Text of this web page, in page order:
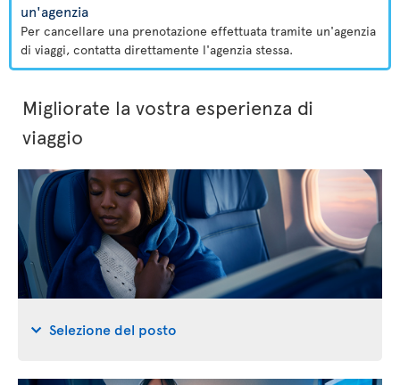
un'agenzia
Per cancellare una prenotazione effettuata tramite un'agenzia
di viaggi, contatta direttamente l'agenzia stessa.
Migliorate la vostra esperienza di
viaggio
Selezione del posto